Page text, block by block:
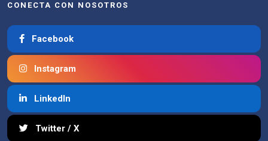
CONECTA CON NOSOTROS
Facebook
Instagram
LinkedIn
Twitter / X